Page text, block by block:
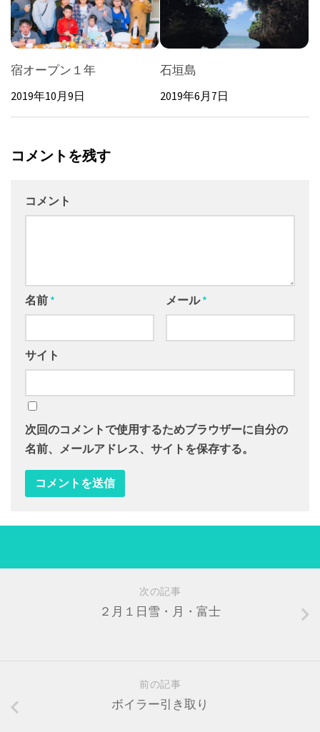
宿オープン１年
2019年10月9日
石垣島
2019年6月7日
コメントを残す
コメント
名前 * メール*
サイト
次回のコメントで使用するためブラウザーに自分の
名前、メールアドレス、サイトを保存する。
次の記事
２月１日雪・月・富士
前の記事
ボイラー引き取り